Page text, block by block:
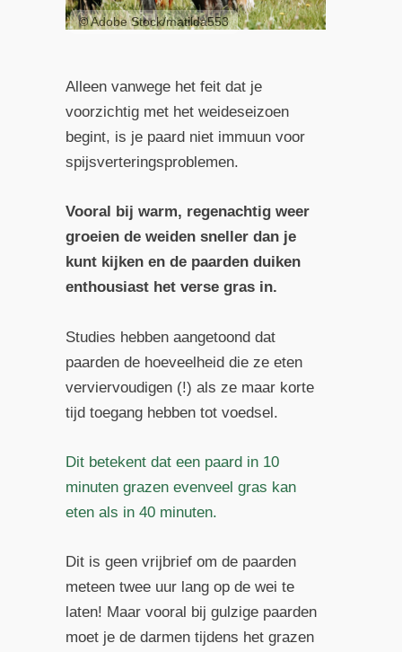
© Adobe Stock/matilda553
Alleen vanwege het feit dat je
voorzichtig met het weideseizoen
begint, is je paard niet immuun voor
spijsverteringsproblemen.
Vooral bij warm, regenachtig weer
groeien de weiden sneller dan je
kunt kijken en de paarden duiken
enthousiast het verse gras in.
Studies hebben aangetoond dat
paarden de hoeveelheid die ze eten
verviervoudigen (!) als ze maar korte
tijd toegang hebben tot voedsel.
Dit betekent dat een paard in 10
minuten grazen evenveel gras kan
eten als in 40 minuten.
Dit is geen vrijbrief om de paarden
meteen twee uur lang op de wei te
laten! Maar vooral bij gulzige paarden
moet je de darmen tijdens het grazen